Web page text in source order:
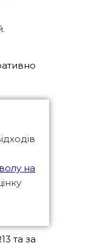
на
та за